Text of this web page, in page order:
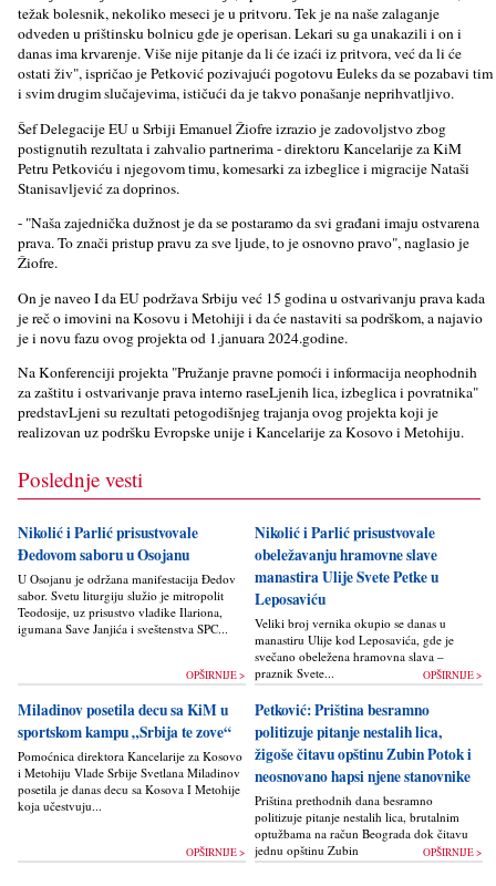
težak bolesnik, nekoliko meseci je u pritvoru. Tek je na naše zalaganje
odveden u prištinsku bolnicu gde je operisan. Lekari su ga unakazili i on i
danas ima krvarenje. Više nije pitanje da li će izaći iz pritvora, već da li će
ostati živ", ispričao je Petković pozivajući pogotovu Euleks da se pozabavi tim
i svim drugim slučajevima, ističući da je takvo ponašanje neprihvatlјivo.
Šef Delegacije EU u Srbiji Emanuel Žiofre izrazio je zadovolјstvo zbog
postignutih rezultata i zahvalio partnerima - direktoru Kancelarije za KiM
Petru Petkoviću i njegovom timu, komesarki za izbeglice i migracije Nataši
Stanisavlјević za doprinos.
- "Naša zajednička dužnost je da se postaramo da svi građani imaju ostvarena
prava. To znači pristup pravu za sve lјude, to je osnovno pravo", naglasio je
Žiofre.
On je naveo I da EU podržava Srbiju već 15 godina u ostvarivanju prava kada
je reč o imovini na Kosovu i Metohiji i da će nastaviti sa podrškom, a najavio
je i novu fazu ovog projekta od 1.januara 2024.godine.
Na Konferenciji projekta "Pružanje pravne pomoći i informacija neophodnih
za zaštitu i ostvarivanje prava interno raseLjenih lica, izbeglica i povratnika"
predstavLjeni su rezultati petogodišnjeg trajanja ovog projekta koji je
realizovan uz podršku Evropske unije i Kancelarije za Kosovo i Metohiju.
Poslednje vesti
Nikolić i Parlić prisustvovale
Đedovom saboru u Osojanu
U Osojanu je održana manifestacija Đedov
sabor. Svetu liturgiju služio je mitropolit
Teodosije, uz prisustvo vladike Ilariona,
igumana Save Janjića i sveštenstva SPC...
OPŠIRNIJE >
Nikolić i Parlić prisustvovale
obeležavanju hramovne slave
manastira Ulije Svete Petke u
Leposaviću
Veliki broj vernika okupio se danas u
manastiru Ulije kod Leposavića, gde je
svečano obeležena hramovna slava –
praznik Svete...
OPŠIRNIJE >
Miladinov posetila decu sa KiM u
sportskom kampu „Srbija te zove“
Pomoćnica direktora Kancelarije za Kosovo
i Metohiju Vlade Srbije Svetlana Miladinov
posetila je danas decu sa Kosova I Metohije
koja učestvuju...
OPŠIRNIJE >
Petković: Priština besramno
politizuje pitanje nestalih lica,
žigoše čitavu opštinu Zubin Potok i
neosnovano hapsi njene stanovnike
Priština prethodnih dana besramno
politizuje pitanje nestalih lica, brutalnim
optužbama na račun Beograda dok čitavu
jednu opštinu Zubin Potok žigoše...OPŠIRNIJE >